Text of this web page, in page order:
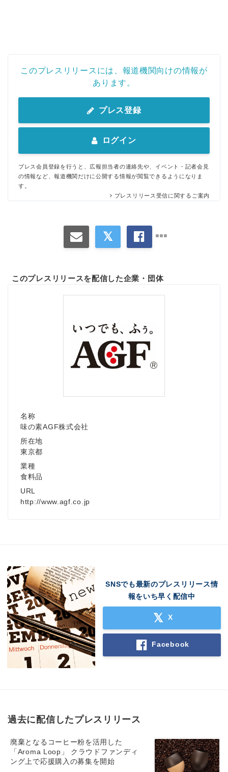
このプレスリリースには、報道機関向けの情報が
あります。
プレス登録
ログイン
プレス会員登録を行うと、広報担当者の連絡先や、イベント・記者会見
の情報など、報道機関だけに公開する情報が閲覧できるようになりま
す。
プレスリリース受信に関するご案内
このプレスリリースを配信した企業・団体
名称
味の素AGF株式会社
所在地
東京都
業種
食料品
URL
http://www.agf.co.jp
SNSでも最新のプレスリリース情
報をいち早く配信中
X
Facebook
過去に配信したプレスリリース
廃棄となるコーヒー粉を活用した
「Aroma Loop」 クラウドファンディ
ング上で応援購入の募集を開始